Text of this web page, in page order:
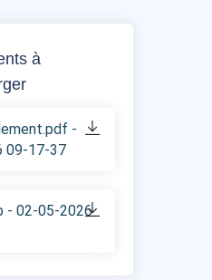
à
-
09-17-37
- 02-05-2026